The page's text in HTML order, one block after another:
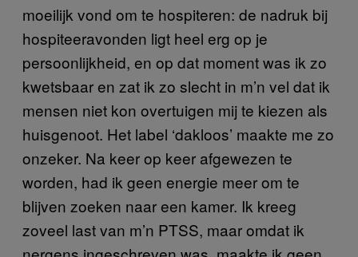
moeilijk vond om te hospiteren: de nadruk bij
hospiteeravonden ligt heel erg op je
persoonlijkheid, en op dat moment was ik zo
kwetsbaar en zat ik zo slecht in m’n vel dat ik
mensen niet kon overtuigen mij te kiezen als
huisgenoot. Het label ‘dakloos’ maakte me zo
onzeker. Na keer op keer afgewezen te
worden, had ik geen energie meer om te
blijven zoeken naar een kamer. Ik kreeg
zoveel last van m’n PTSS, maar omdat ik